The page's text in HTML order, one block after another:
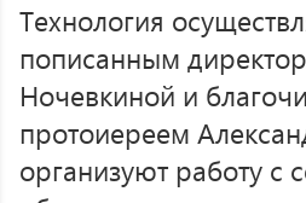
Технология
пописанным
Ночевкиной и
протоиереем
организуют работу с